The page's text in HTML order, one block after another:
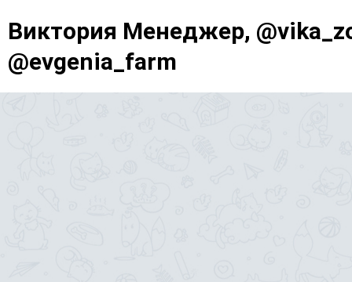
Виктория Менеджер,
@evgenia_farm